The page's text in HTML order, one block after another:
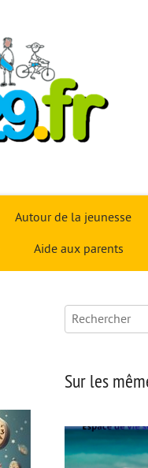
Autour de la jeunesse
Aide aux parents
Rechercher :
Sur les